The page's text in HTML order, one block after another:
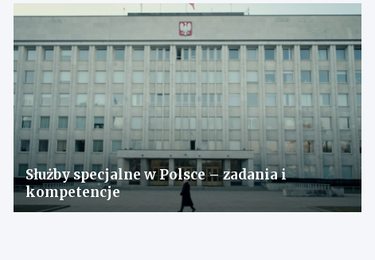
Służby specjalne w Polsce – zadania i
kompetencje